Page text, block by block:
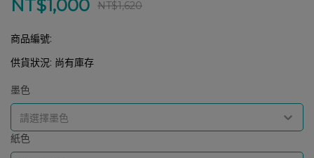
NT$1,000 NT$1,620
商品編號:
供貨狀況: 尚有庫存
墨色
請選擇墨色
紙色